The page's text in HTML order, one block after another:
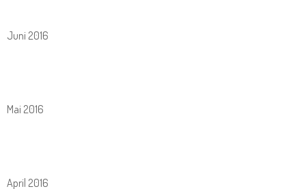
Juni 2016
Mai 2016
April 2016